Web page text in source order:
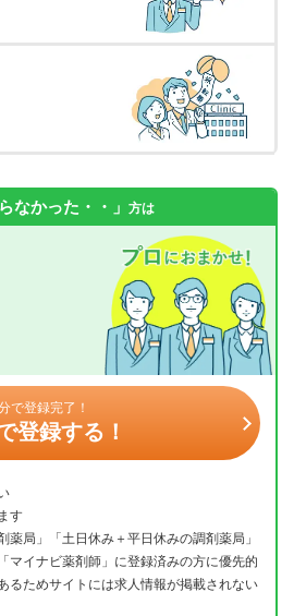
なかった・・」 方は
で登録完了！
登録する！
す
薬局」「土日休み＋平日休みの調剤薬局」
マイナビ薬剤師」に登録済みの方に優先的
るためサイトには求人情報が掲載されない